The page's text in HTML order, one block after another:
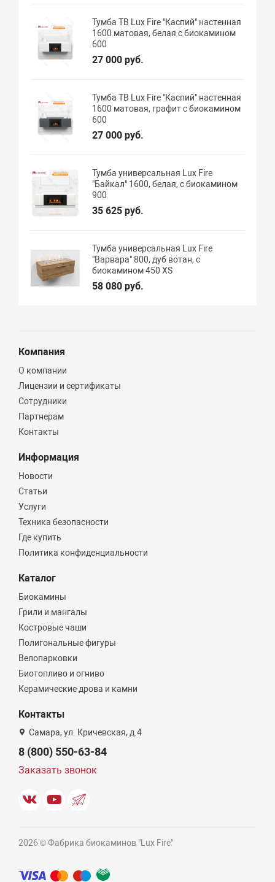
Тумба ТВ Lux Fire "Каспий" настенная
1600 матовая, белая с биокамином
600
27 000 руб.
Тумба ТВ Lux Fire "Каспий" настенная
1600 матовая, графит с биокамином
600
27 000 руб.
Тумба универсальная Lux Fire
"Байкал" 1600, белая, с биокамином
900
35 625 руб.
Тумба универсальная Lux Fire
"Варвара" 800, дуб вотан, с
биокамином 450 XS
58 080 руб.
Компания
О компании
Лицензии и сертификаты
Сотрудники
Партнерам
Контакты
Информация
Новости
Статьи
Услуги
Техника безопасности
Где купить
Политика конфиденциальности
Каталог
Биокамины
Грили и мангалы
Костровые чаши
Полигональные фигуры
Велопарковки
Биотопливо и огниво
Керамические дрова и камни
Контакты
Самара, ул. Кричевская, д.4
8 (800) 550-63-84
Заказать звонок
2026 © Фабрика биокаминов "Lux Fire"